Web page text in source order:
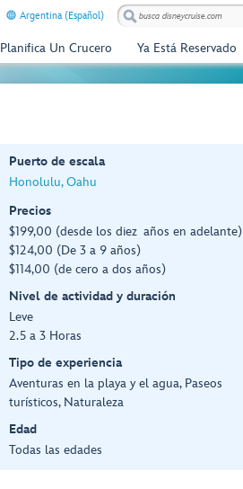
Argentina (Español)
Planifica Un Crucero Ya Está Reservado
Puerto de escala
Honolulu, Oahu
Precios
$199,00 (desde los diez años en adelante)
$124,00 (De 3 a 9 años)
$114,00 (de cero a dos años)
Nivel de actividad y duración
Leve
2.5 a 3 Horas
Tipo de experiencia
Aventuras en la playa y el agua, Paseos
turísticos, Naturaleza
Edad
Todas las edades